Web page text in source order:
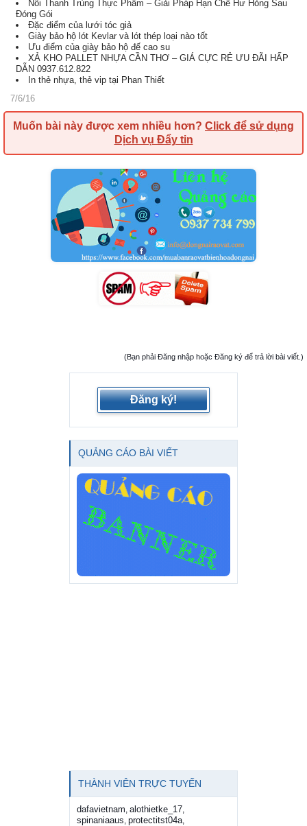
Nồi Thanh Trùng Thực Phẩm – Giải Pháp Hạn Chế Hư Hỏng Sau
Đóng Gói
Đặc điểm của lưới tóc giả
Giày bảo hộ lót Kevlar và lót thép loại nào tốt
Ưu điểm của giày bảo hộ đế cao su
XẢ KHO PALLET NHỰA CẦN THƠ – GIÁ CỰC RẺ ƯU ĐÃI HẤP
DẪN 0937.612.822
In thẻ nhựa, thẻ vip tại Phan Thiết
7/6/16
Muốn bài này được xem nhiều hơn? Click để sử dụng
Dịch vụ Đẩy tin
(Bạn phải Đăng nhập hoặc Đăng ký để trả lời bài viết.)
Đăng ký!
QUẢNG CÁO BÀI VIẾT
THÀNH VIÊN TRỰC TUYẾN
dafavietnam alothietke_17
spinaniaaus protectitst04a